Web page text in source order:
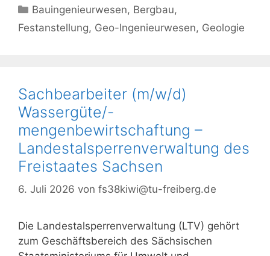
Kategorien
Bauingenieurwesen, Bergbau,
Festanstellung, Geo-Ingenieurwesen, Geologie
Sachbearbeiter (m/w/d)
Wassergüte/-
mengenbewirtschaftung –
Landestalsperrenverwaltung des
Freistaates Sachsen
6. Juli 2026 von fs38kiwi@tu-freiberg.de
Die Landestalsperrenverwaltung (LTV) gehört
zum Geschäftsbereich des Sächsischen